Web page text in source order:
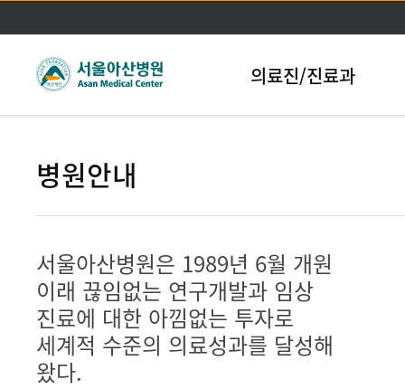
본문바로가기
의료진/진료과
병원안내
서울아산병원은 1989년 6월 개원
이래 끊임없는 연구개발과 임상
진료에 대한 아낌없는 투자로
세계적 수준의 의료성과를 달성해
왔다.